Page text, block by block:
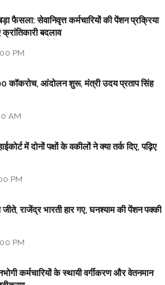
फैसला: सेवानिवृत्त कर्मचारियों की पेंशन प्रक्रिया
बदलाव
PM
कॉकरोच, आंदोलन शुरू, मंत्री उदय प्रताप सिंह
AM
में दोनों पक्षों के वकीलों ने क्या तर्क दिए, पढ़िए
PM
जीते, राजेंद्र भारती हार गए, घनश्याम की पेंशन पक्की
PM
कर्मचारियों के स्थायी वर्गीकरण और वेतनमान